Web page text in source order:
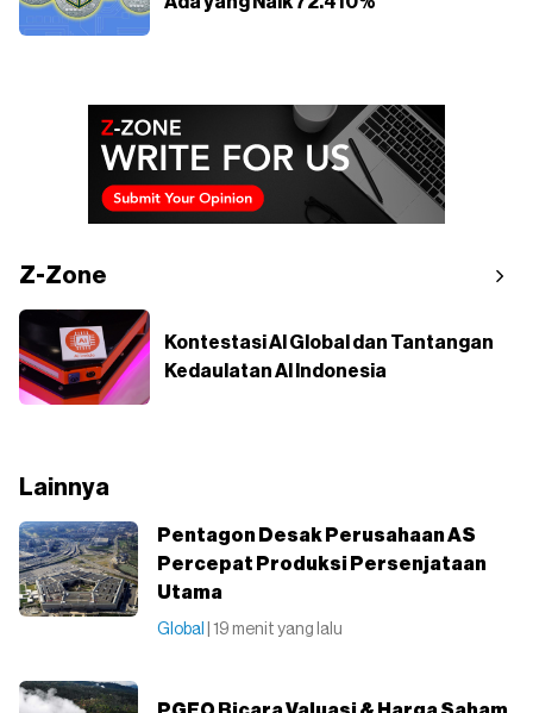
Z-Zone
Kontestasi AI Global dan Tantangan
Kedaulatan AI Indonesia
Lainnya
Pentagon Desak Perusahaan AS
Percepat Produksi Persenjataan
Utama
Global | 19 menit yang lalu